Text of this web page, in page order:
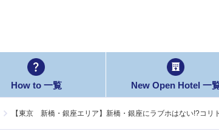
How to 一覧 New Open Hotel 一
【東京 新橋・銀座エリア】新橋・銀座にラブホはない!?コリ